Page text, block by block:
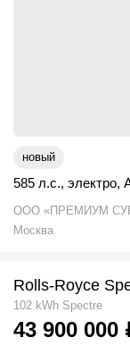
новый
585 л.с., электро,
ООО «ПРЕМИУМ
Москва
Rolls-Royce
102 kWh Spectre
43 900 000